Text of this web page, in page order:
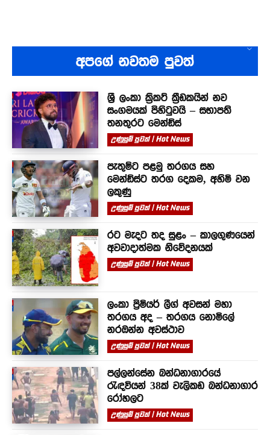
අපගේ නවතම පුවත්
ශ්‍රී ලංකා ක්‍රිකට් ක්‍රීඩකයින් නව
සංගමයක් පිහිටුවයි – සභාපති
තනතුරට මෙන්ඩිස්
උණුසුම් පුවත් | Hot News
පැතුම්ට පළමු තරගය සහ
මෙන්ඩිස්ට තරග දෙකම, අහිමි වන
ලකුණු
උණුසුම් පුවත් | Hot News
රට මැදට තද සුළං – කාලගුණයෙන්
අවවාදාත්මක නිවේදනයක්
උණුසුම් පුවත් | Hot News
ලංකා ප්‍රිමියර් ලීග් අවසන් මහා
තරගය අද – තරගය නොමිලේ
නරඹන්න අවස්ථාව
උණුසුම් පුවත් | Hot News
පල්ලන්සේන බන්ධනාගාරයේ
රැඳවියන් 38ක් වැලිකඩ බන්ධනාගාර
රෝහලට
උණුසුම් පුවත් | Hot News